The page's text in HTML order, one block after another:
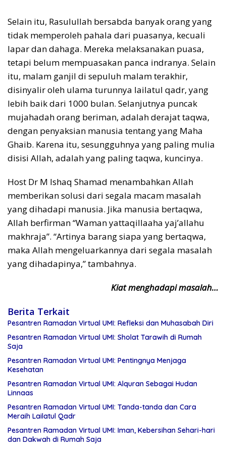
Selain itu, Rasulullah bersabda banyak orang yang
tidak memperoleh pahala dari puasanya, kecuali
lapar dan dahaga. Mereka melaksanakan puasa,
tetapi belum mempuasakan panca indranya. Selain
itu, malam ganjil di sepuluh malam terakhir,
disinyalir oleh ulama turunnya lailatul qadr, yang
lebih baik dari 1000 bulan. Selanjutnya puncak
mujahadah orang beriman, adalah derajat taqwa,
dengan penyaksian manusia tentang yang Maha
Ghaib. Karena itu, sesungguhnya yang paling mulia
disisi Allah, adalah yang paling taqwa, kuncinya.
Host Dr M Ishaq Shamad menambahkan Allah
memberikan solusi dari segala macam masalah
yang dihadapi manusia. Jika manusia bertaqwa,
Allah berfirman “Waman yattaqillaaha yaj’allahu
makhraja”. “Artinya barang siapa yang bertaqwa,
maka Allah mengeluarkannya dari segala masalah
yang dihadapinya,” tambahnya.
Kiat menghadapi masalah…
Berita Terkait
Pesantren Ramadan Virtual UMI: Refleksi dan Muhasabah Diri
Pesantren Ramadan Virtual UMI: Sholat Tarawih di Rumah
Saja
Pesantren Ramadan Virtual UMI: Pentingnya Menjaga
Kesehatan
Pesantren Ramadan Virtual UMI: Alquran Sebagai Hudan
Linnaas
Pesantren Ramadan Virtual UMI: Tanda-tanda dan Cara
Meraih Lailatul Qadr
Pesantren Ramadan Virtual UMI: Iman, Kebersihan Sehari-hari
dan Dakwah di Rumah Saja